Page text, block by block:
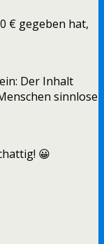
€ gegeben hat,
Der Inhalt
sinnlose
😀